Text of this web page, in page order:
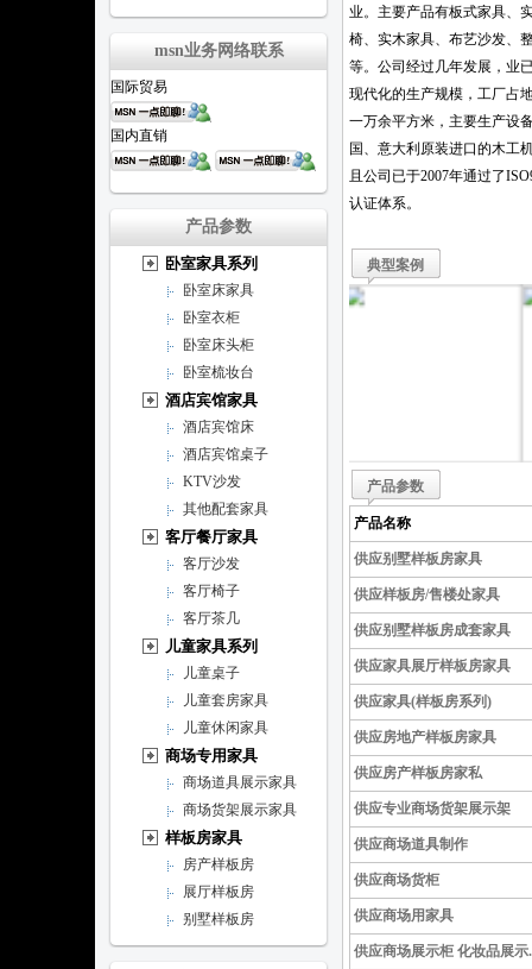
msn业务网络联系
国际贸易
国内直销
产品参数
卧室家具系列
卧室床家具
卧室衣柜
卧室床头柜
卧室梳妆台
酒店宾馆家具
酒店宾馆床
酒店宾馆桌子
KTV沙发
其他配套家具
客厅餐厅家具
客厅沙发
客厅椅子
客厅茶几
儿童家具系列
儿童桌子
儿童套房家具
儿童休闲家具
商场专用家具
商场道具展示家具
商场货架展示家具
样板房家具
房产样板房
展厅样板房
别墅样板房
业。主要产品有板式家具、
椅、实木家具、布艺沙发、
等。公司经过几年发展，业
现代化的生产规模，工厂占
一万余平方米，主要生产设
国、意大利原装进口的木工
且公司已于2007年通过了
认证体系。
典型案例
产品参数
产品名称
供应别墅样板房家具
供应样板房/售楼处家具
供应别墅样板房成套家具
供应家具展厅样板房家具
供应家具(样板房系列)
供应房地产样板房家具
供应房产样板房家私
供应专业商场货架展示架
供应商场道具制作
供应商场货柜
供应商场用家具
供应商场展示柜 化妆品展示